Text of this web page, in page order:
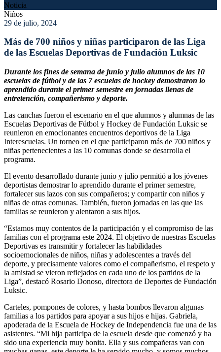
Noticia
Niños
29 de julio, 2024
Más de 700 niños y niñas participaron de las Liga
de las Escuelas Deportivas de Fundación Luksic
Durante los fines de semana de junio y julio alumnos de las 10
escuelas de fútbol y de las 7 escuelas de hockey demostraron lo
aprendido durante el primer semestre en jornadas llenas de
entretención, compañerismo y deporte.
Las canchas fueron el escenario en el que alumnos y alumnas de las
Escuelas Deportivas de Fútbol y Hockey de Fundación Luksic se
reunieron en emocionantes encuentros deportivos de la Liga
Interescuelas. Un torneo en el que participaron más de 700 niños y
niñas pertenecientes a las 10 comunas donde se desarrolla el
programa.
El evento desarrollado durante junio y julio permitió a los jóvenes
deportistas demostrar lo aprendido durante el primer semestre,
fortalecer sus lazos con sus compañeros; y compartir con niños y
niñas de otras comunas. También, fueron jornadas en las que las
familias se reunieron y alentaron a sus hijos.
“Estamos muy contentos de la participación y el compromiso de las
familias con el programa este 2024. El objetivo de nuestras Escuelas
Deportivas es transmitir y fortalecer las habilidades
socioemocionales de niños, niñas y adolescentes a través del
deporte, y precisamente valores como el compañerismo, el respeto y
la amistad se vieron reflejados en cada uno de los partidos de la
Liga”, destacó Rosario Donoso, directora de Deportes de Fundación
Luksic.
Carteles, pompones de colores, y hasta bombos llevaron algunas
familias a los partidos para apoyar a sus hijos e hijas. Gabriela,
apoderada de la Escuela de Hockey de Independencia fue una de las
asistentes. “Mi hija participa de la escuela desde que comenzó y ha
sido una experiencia muy bonita. Ella y sus compañeras van con